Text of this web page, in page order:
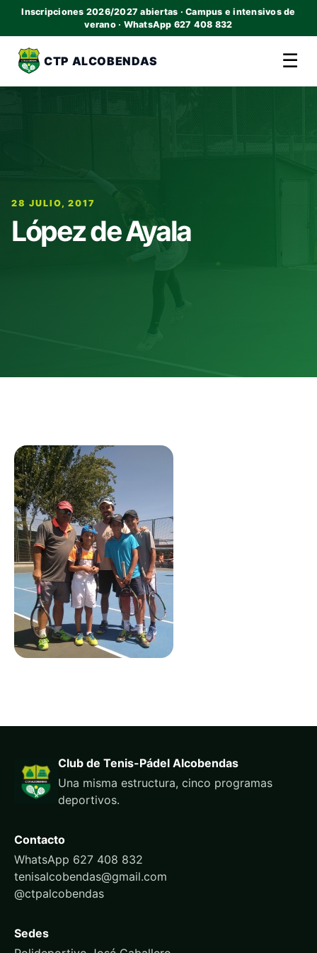
Inscripciones 2026/2027 abiertas · Campus e intensivos de
verano · WhatsApp 627 408 832
CTP ALCOBENDAS ☰
28 JULIO, 2017
López de Ayala
Club de Tenis-Pádel Alcobendas
Una misma estructura, cinco programas
deportivos.
Contacto
WhatsApp 627 408 832
tenisalcobendas@gmail.com
@ctpalcobendas
Sedes